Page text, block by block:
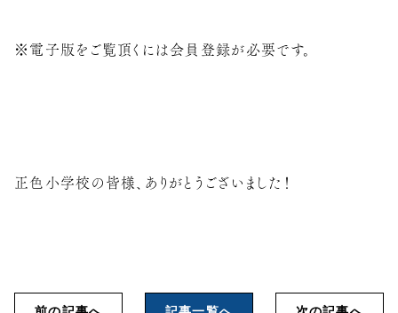
※電子版をご覧頂くには会員登録が必要です。
正色小学校の皆様、ありがとうございました！